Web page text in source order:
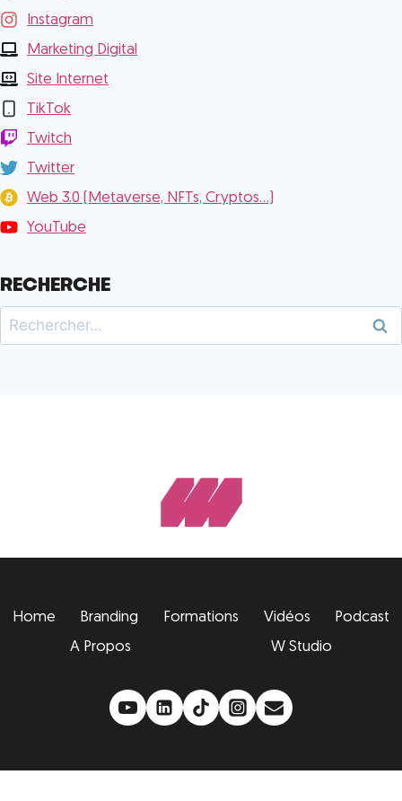
Instagram
Marketing Digital
Site Internet
TikTok
Twitch
Twitter
Web 3.0 (Metaverse, NFTs, Cryptos...)
YouTube
RECHERCHE
Home Branding Formations Vidéos
Podcast
A Propos
W Studio